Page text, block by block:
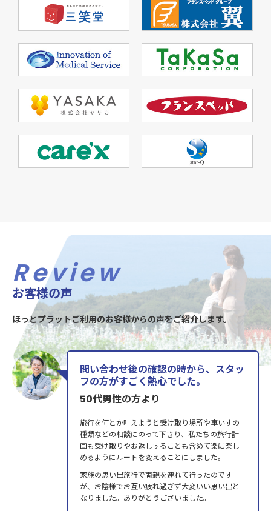
Review
お客様の声
ほっとプラットご利用のお客様からの声をご紹介します。
問い合わせ後の確認の時から、スタッ
フの方がすごく熱心でした。
50代男性の方より
旅行を何とか叶えようと受け取り場所や車いすの
種類などの相談にのって下さり、私たちの旅行計
画も受け取りやお返しすることも含めて楽に楽し
めるようにルートを変えることにしました。
家族の思い出旅行で両親を連れて行ったのです
が、お陰様でお互い疲れ過ぎず大変いい思い出と
なりました。ありがとうございました。